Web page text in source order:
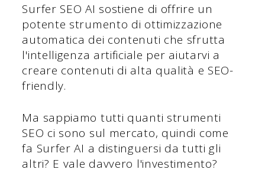
Surfer SEO AI sostiene di offrire un
potente strumento di ottimizzazione
automatica dei contenuti che sfrutta
l'intelligenza artificiale per aiutarvi a
creare contenuti di alta qualità e SEO-
friendly.
Ma sappiamo tutti quanti strumenti
SEO ci sono sul mercato, quindi come
fa Surfer AI a distinguersi da tutti gli
altri? E vale davvero l'investimento?